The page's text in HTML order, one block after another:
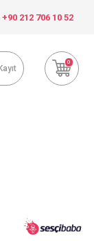
+90 212 706 10 52
0